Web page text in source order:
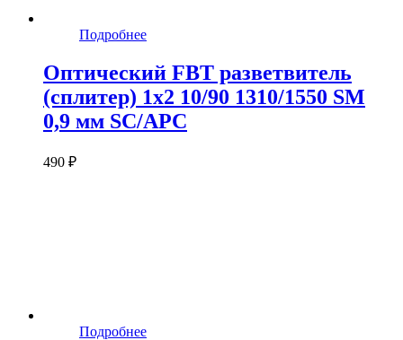
Подробнее
Оптический FBT разветвитель
(сплитер) 1x2 10/90 1310/1550 SM
0,9 мм SC/APC
490 ₽
Подробнее